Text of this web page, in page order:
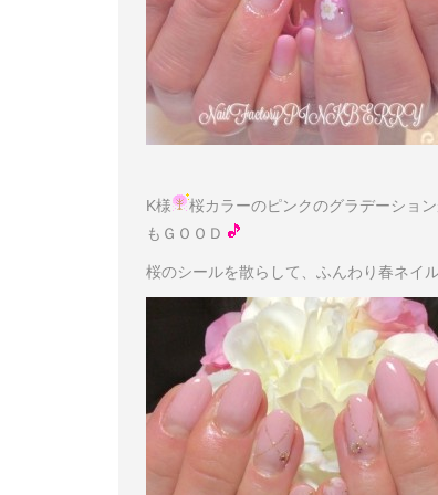
K様 桜カラーのピンクのグラデーショ
もＧＯＯＤ
桜のシールを散らして、ふんわり春ネイ